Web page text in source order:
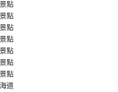
點
點
點
點
點
點
點
道